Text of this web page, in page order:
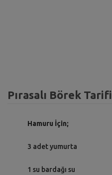
Pırasalı Börek
Hamuru İçin;
3 adet yumurta
1 su bardağı su